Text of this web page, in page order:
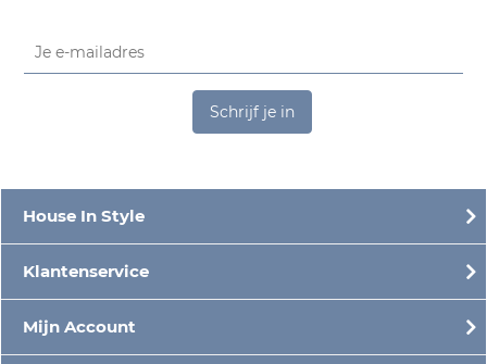
Schrijf je in
House In Style
Klantenservice
Mijn Account